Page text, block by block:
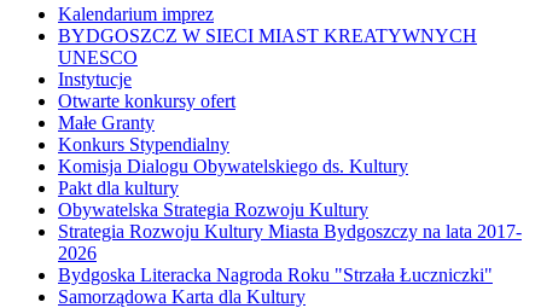
Kalendarium imprez
BYDGOSZCZ W SIECI MIAST KREATYWNYCH
UNESCO
Instytucje
Otwarte konkursy ofert
Małe Granty
Konkurs Stypendialny
Komisja Dialogu Obywatelskiego ds. Kultury
Pakt dla kultury
Obywatelska Strategia Rozwoju Kultury
Strategia Rozwoju Kultury Miasta Bydgoszczy na lata 2017-
2026
Bydgoska Literacka Nagroda Roku "Strzała Łuczniczki"
Samorządowa Karta dla Kultury